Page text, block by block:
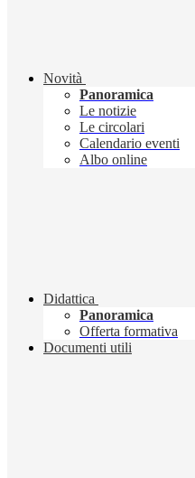
Novità
Panoramica
Le notizie
Le circolari
Calendario eventi
Albo online
Didattica
Panoramica
Offerta formativa
Documenti utili